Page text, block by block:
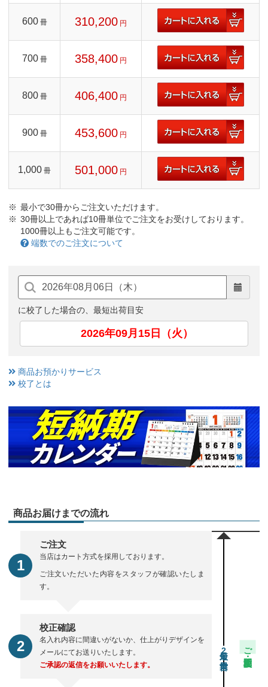
600 冊 310,200 円
700 冊 358,400 円
800 冊 406,400 円
900 冊 453,600 円
1,000 冊 501,000 円
最小で30冊からご注文いただけます。
30冊以上であれば10冊単位でご注文をお受けしております。
1000冊以上もご注文可能です。
端数でのご注文について
に校了した場合の、最短出荷目安
2026年09月15日（火）
商品お預かりサービス
校了とは
商品お届けまでの流れ
ご注文
当店はカート方式を採用しております。
ご注文いただいた内容をスタッフが確認いたしま
す。
校正確認
名入れ内容に間違いがないか、仕上がりデザインを
メールにてお送りいたします。
ご承認の返信をお願いいたします。
2 ご注文・校正期間